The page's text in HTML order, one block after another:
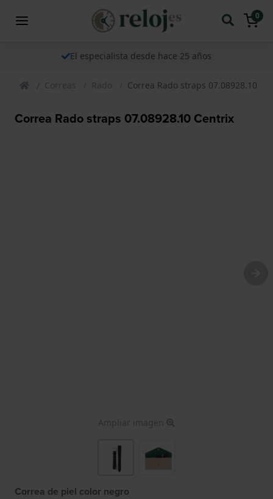
0
El especialista desde hace 25 años
Correas Rado Correa Rado straps 07.08928.10
Correa Rado straps 07.08928.10 Centrix
Ampliar imagen
Correa de piel color negro